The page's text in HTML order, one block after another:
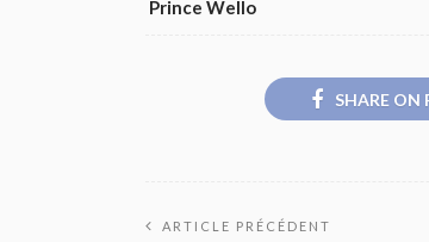
Prince Wello
SHARE ON
ARTICLE PRÉCÉDENT